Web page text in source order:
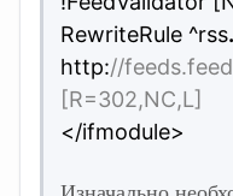
RewriteRule ^rss
http://
[R=302,NC,L]
</ifmodule>